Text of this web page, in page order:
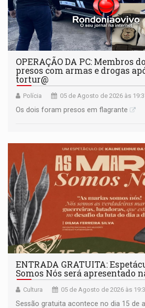
OPERAÇÃO DA PC: Membros
presos com armas e drogas
tortur@
Polícia 05 de Agosto de 2026 às
Os dois foram presos em flagrante
ENTRADA GRATUITA:
Somos Nós será apresentado
Cultura 05 de Agosto de 2026 às
Sessão gratuita acontece no dia 15 de